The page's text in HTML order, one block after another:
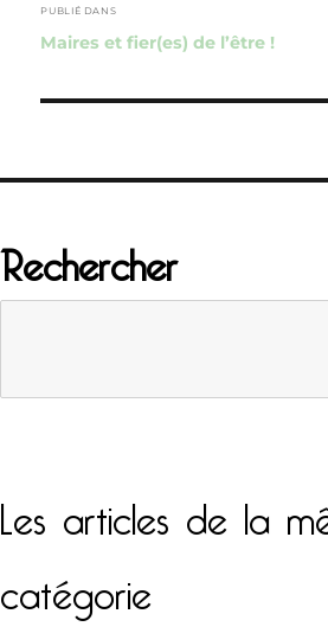
de
l’article
PUBLIÉ DANS
Maires et fier(es) de l’être !
Rechercher
Les articles de la
catégorie